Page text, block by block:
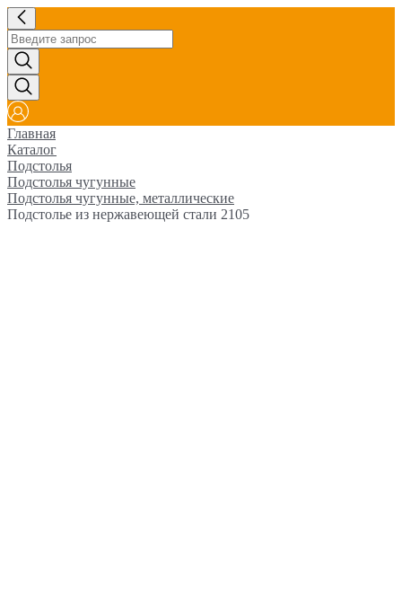
Главная
Каталог
Подстолья
Подстолья чугунные
Подстолья чугунные, металлические
Подстолье из нержавеющей стали 2105